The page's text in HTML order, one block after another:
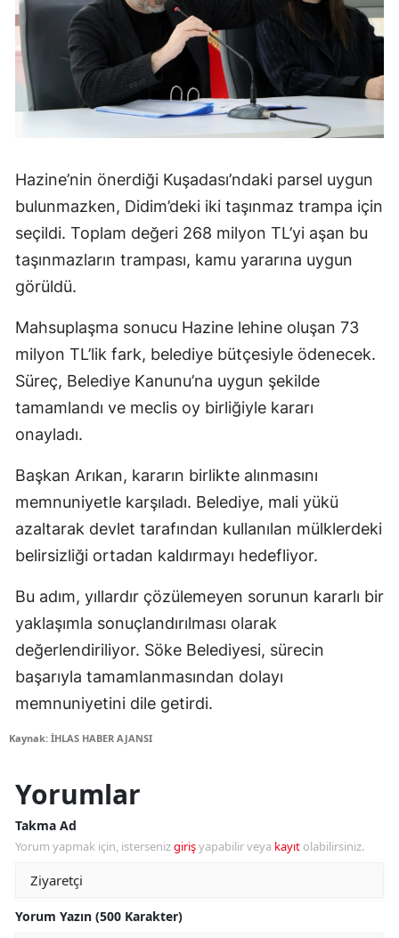
Hazine’nin önerdiği Kuşadası’ndaki parsel uygun
bulunmazken, Didim’deki iki taşınmaz trampa için
seçildi. Toplam değeri 268 milyon TL’yi aşan bu
taşınmazların trampası, kamu yararına uygun
görüldü.
Mahsuplaşma sonucu Hazine lehine oluşan 73
milyon TL’lik fark, belediye bütçesiyle ödenecek.
Süreç, Belediye Kanunu’na uygun şekilde
tamamlandı ve meclis oy birliğiyle kararı
onayladı.
Başkan Arıkan, kararın birlikte alınmasını
memnuniyetle karşıladı. Belediye, mali yükü
azaltarak devlet tarafından kullanılan mülklerdeki
belirsizliği ortadan kaldırmayı hedefliyor.
Bu adım, yıllardır çözülemeyen sorunun kararlı bir
yaklaşımla sonuçlandırılması olarak
değerlendiriliyor. Söke Belediyesi, sürecin
başarıyla tamamlanmasından dolayı
memnuniyetini dile getirdi.
Kaynak: İHLAS HABER AJANSI
Yorumlar
Takma Ad
Yorum yapmak için, istersenizgirişyapabilir veya kayıt olabilirsiniz.
Yorum Yazın (500 Karakter)